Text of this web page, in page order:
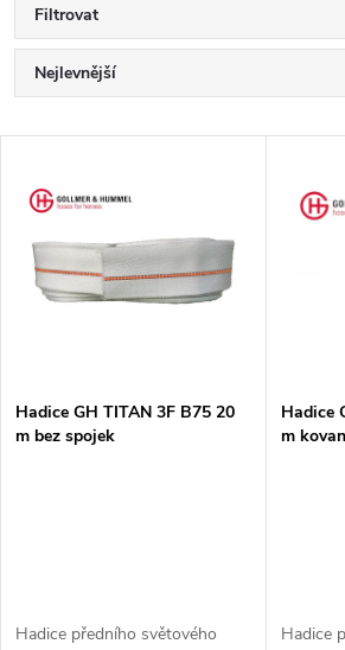
Filtrovat
Ř
a
z
e
p
d
Nejlevnější
Abecedně
ý
p
s
p
Hadice GH TITAN 3F B75 20
m bez spojek
Hadice předního světového
Hadice
m
Hadice